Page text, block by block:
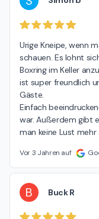
Urige Kneipe, wenn
schauen. Es lohnt
Boxring im Keller
ist super freundlich
Gäste.
Einfach
war. Außerdem gibt
man keine Lust
Vor 3 Jahren auf
B Buck R